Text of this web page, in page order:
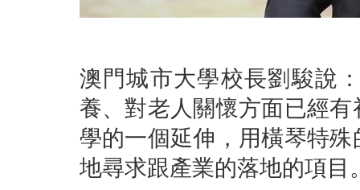
澳門城市大學校長劉駿說
養、對老人關懷方面已經
學的一個延伸，用橫琴特
地尋求跟產業的落地的項目